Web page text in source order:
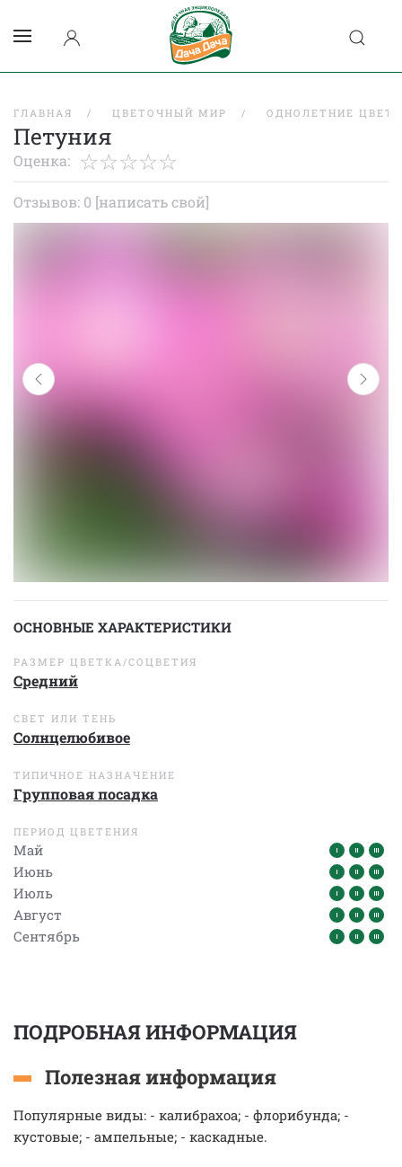
ГЛАВНАЯ ЦВЕТОЧНЫЙ МИР ОДНОЛЕТНИЕ
Петуния
Оценка:
Отзывов: 0 [написать свой]
ОСНОВНЫЕ ХАРАКТЕРИСТИКИ
РАЗМЕР ЦВЕТКА/СОЦВЕТИЯ
Средний
СВЕТ ИЛИ ТЕНЬ
Солнцелюбивое
ТИПИЧНОЕ НАЗНАЧЕНИЕ
Групповая посадка
ПЕРИОД ЦВЕТЕНИЯ
Май
Июнь
Июль
Август
Сентябрь
ПОДРОБНАЯ ИНФОРМАЦИЯ
Полезная информация
Популярные виды: - калибрахоа; - флорибунда; -
кустовые; - ампельные; - каскадные.